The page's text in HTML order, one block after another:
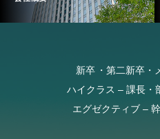
新卒
第二新卒・
ハイクラス – 課長・
エグゼクティブ –